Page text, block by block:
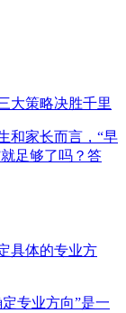
大策略决胜千里
和家长而言，“早
足够了吗？答
具体的专业方
专业方向”是一